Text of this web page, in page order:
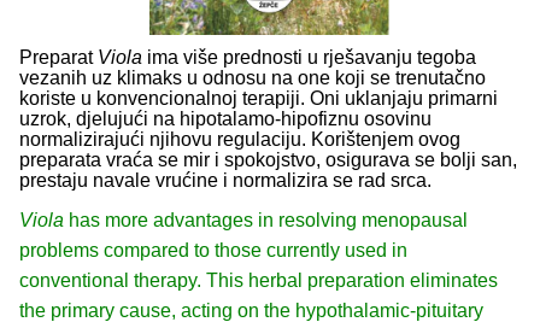
Preparat Viola ima više prednosti u rješavanju tegoba
vezanih uz klimaks u odnosu na one koji se trenutačno
koriste u konvencionalnoj terapiji. Oni uklanjaju primarni
uzrok, djelujući na hipotalamo-hipofiznu osovinu
normalizirajući njihovu regulaciju. Korištenjem ovog
preparata vraća se mir i spokojstvo, osigurava se bolji san,
prestaju navale vrućine i normalizira se rad srca.
Viola has more advantages in resolving menopausal
problems compared to those currently used in
conventional therapy. This herbal preparation eliminates
the primary cause, acting on the hypothalamic-pituitary